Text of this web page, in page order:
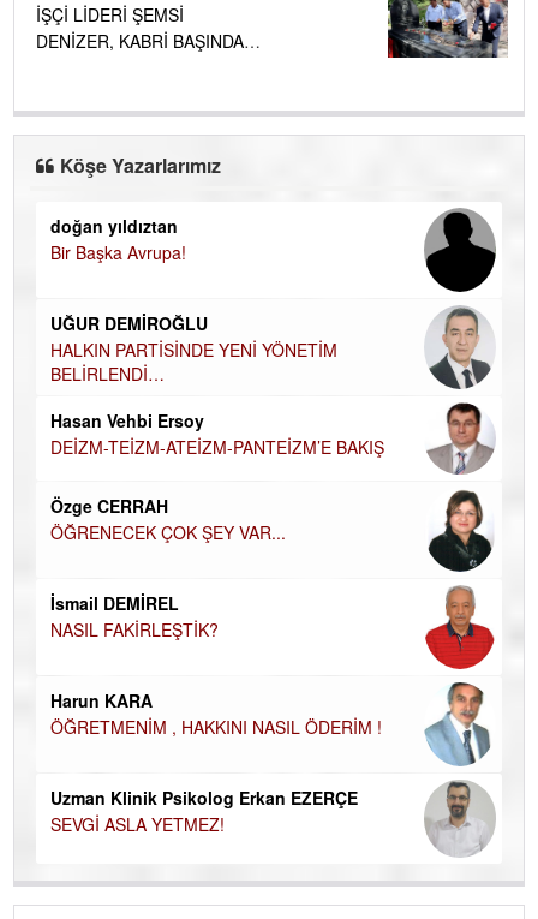
İŞÇİ LİDERİ ŞEMSİ
DENİZER, KABRİ BAŞINDA
Köşe Yazarlarımız
doğan yıldıztan
Bir Başka Avrupa!
UĞUR DEMİROĞLU
HALKIN PARTİSİNDE YENİ YÖNETİM
BELİRLENDİ…
Hasan Vehbi Ersoy
DEİZM-TEİZM-ATEİZM-PANTEİZM’E BAKIŞ
Özge CERRAH
ÖĞRENECEK ÇOK ŞEY VAR...
İsmail DEMİREL
NASIL FAKİRLEŞTİK?
Harun KARA
ÖĞRETMENİM , HAKKINI NASIL ÖDERİM !
Uzman Klinik Psikolog Erkan EZERÇE
SEVGİ ASLA YETMEZ!